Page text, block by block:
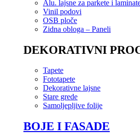
Alu. lajsne za parkete i
Vinil podovi
OSB ploče
Zidna obloga – Paneli
DEKORATIVNI
Tapete
Fototapete
Dekorativne lajsne
Stare grede
Samoljepljive folije
BOJE I FASADE